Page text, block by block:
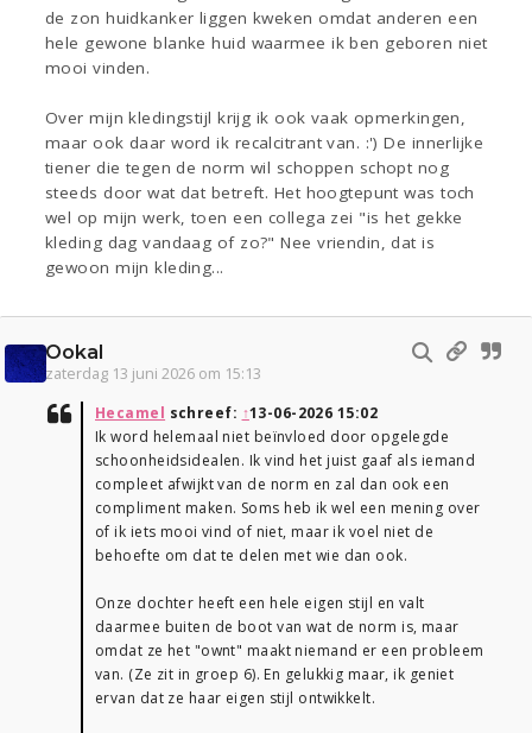
de zon huidkanker liggen kweken omdat anderen een
hele gewone blanke huid waarmee ik ben geboren niet
mooi vinden.
Over mijn kledingstijl krijg ik ook vaak opmerkingen,
maar ook daar word ik recalcitrant van. :') De innerlijke
tiener die tegen de norm wil schoppen schopt nog
steeds door wat dat betreft. Het hoogtepunt was toch
wel op mijn werk, toen een collega zei "is het gekke
kleding dag vandaag of zo?" Nee vriendin, dat is
gewoon mijn kleding...
Ookal
zaterdag 13 juni 2026 om 15:13
Hecamel schreef: ↑13-06-2026 15:02
Ik word helemaal niet beïnvloed door opgelegde
schoonheidsidealen. Ik vind het juist gaaf als iemand
compleet afwijkt van de norm en zal dan ook een
compliment maken. Soms heb ik wel een mening over
of ik iets mooi vind of niet, maar ik voel niet de
behoefte om dat te delen met wie dan ook.
Onze dochter heeft een hele eigen stijl en valt
daarmee buiten de boot van wat de norm is, maar
omdat ze het "ownt" maakt niemand er een probleem
van. (Ze zit in groep 6). En gelukkig maar, ik geniet
ervan dat ze haar eigen stijl ontwikkelt.